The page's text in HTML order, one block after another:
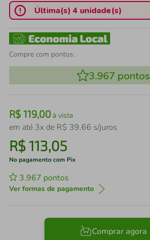
Última(s) 4 unidade(s)
Compre com pontos:
3.967 pontos
R$ 119,00à vista
em até 3x de R$ 39,66 s/juros
R$113,05
No pagamento com Pix
3.967 pontos
Ver formas de pagamento
Comprar agora